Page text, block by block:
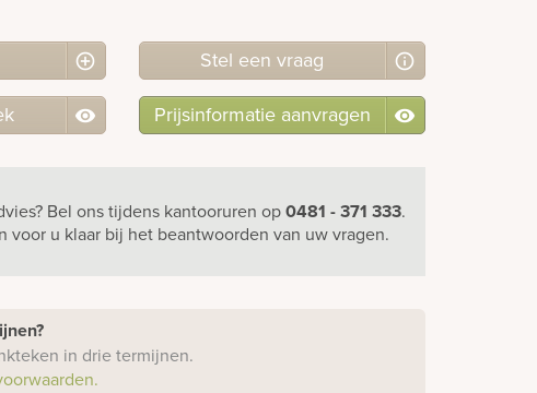
Stel een vraag
Prijsinformatie aanvragen
Bel onstijdens kantooruren op0481 - 371 333.
voor u klaar bij het beantwoorden van uw vragen.
in drie termijnen.